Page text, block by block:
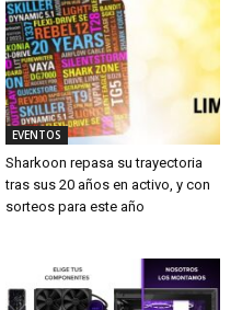
EVENTOS
Sharkoon repasa su trayectoria
tras sus 20 años en activo, y con
sorteos para este año